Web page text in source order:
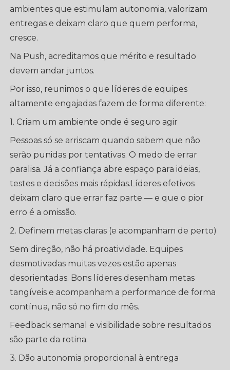
ambientes que estimulam autonomia, valorizam
entregas e deixam claro que quem performa,
cresce.
Na Push, acreditamos que mérito e resultado
devem andar juntos.
Por isso, reunimos o que líderes de equipes
altamente engajadas fazem de forma diferente:
1. Criam um ambiente onde é seguro agir
Pessoas só se arriscam quando sabem que não
serão punidas por tentativas. O medo de errar
paralisa. Já a confiança abre espaço para ideias,
testes e decisões mais rápidas.Líderes efetivos
deixam claro que errar faz parte — e que o pior
erro é a omissão.
2. Definem metas claras (e acompanham de perto)
Sem direção, não há proatividade. Equipes
desmotivadas muitas vezes estão apenas
desorientadas. Bons líderes desenham metas
tangíveis e acompanham a performance de forma
contínua, não só no fim do mês.
Feedback semanal e visibilidade sobre resultados
são parte da rotina.
3. Dão autonomia proporcional à entrega